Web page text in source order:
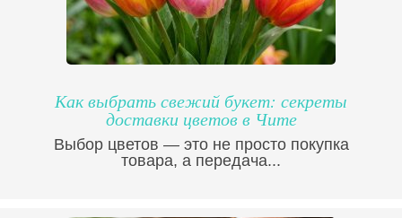
Как выбрать свежий букет: секреты
доставки цветов в Чите
Выбор цветов — это не просто покупка
товара, а передача...